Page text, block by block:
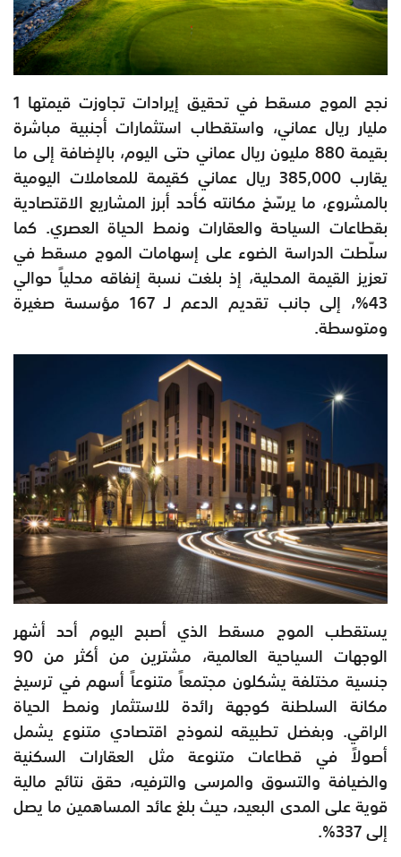
نجح الموج مسقط في تحقيق إيرادات تجاوزت قيمتها 1
مليار ريال عماني، واستقطاب استثمارات أجنبية مباشرة
بقيمة 880 مليون ريال عماني حتى اليوم، بالإضافة إلى ما
يقارب 385,000 ريال عماني كقيمة للمعاملات اليومية
بالمشروع، ما يرسّخ مكانته كأحد أبرز المشاريع الاقتصادية
بقطاعات السياحة والعقارات ونمط الحياة العصري. كما
سلّطت الدراسة الضوء على إسهامات الموج مسقط في
تعزيز القيمة المحلية، إذ بلغت نسبة إنفاقه محلياً حوالي
43%، إلى جانب تقديم الدعم لـ 167 مؤسسة صغيرة
ومتوسطة.
يستقطب الموج مسقط الذي أصبح اليوم أحد أشهر
الوجهات السياحية العالمية، مشترين من أكثر من 90
جنسية مختلفة يشكلون مجتمعاً متنوعاً أسهم في ترسيخ
مكانة السلطنة كوجهة رائدة للاستثمار ونمط الحياة
الراقي. وبفضل تطبيقه لنموذج اقتصادي متنوع يشمل
أصولاً في قطاعات متنوعة مثل العقارات السكنية
والضيافة والتسوق والمرسى والترفيه، حقق نتائج مالية
قوية على المدى البعيد، حيث بلغ عائد المساهمين ما يصل
إلى 337%.